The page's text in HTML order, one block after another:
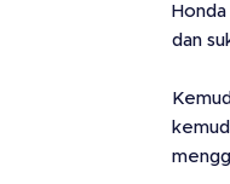
dan